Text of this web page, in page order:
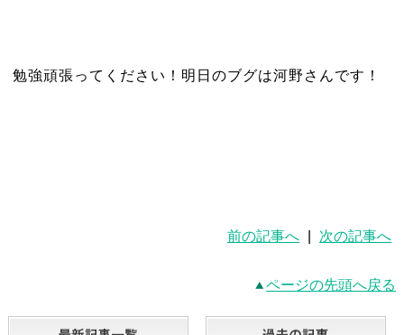
勉強頑張ってください！ 明日のブグは河野さんです！
前の記事へ 次の記事へ
ページの先頭へ戻る
最新記事一覧